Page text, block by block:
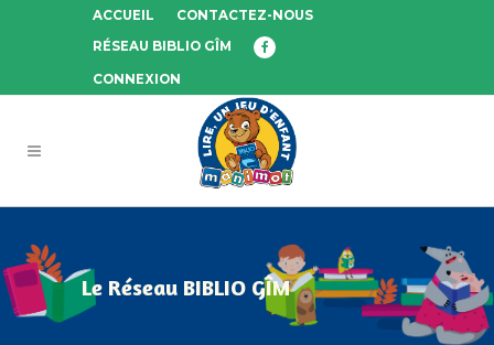
ACCUEIL
CONTACTEZ-NOUS
RÉSEAU BIBLIO GÎM
CONNEXION
Le Réseau BIBLIO GÎM